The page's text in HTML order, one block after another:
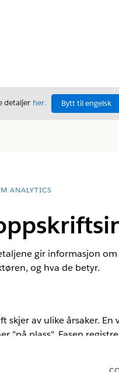
detaljer her. Bytt til engelsk
ANALYTICS
gir informasjon
og hva de betyr.
skjer av ulike årsaker.
"på plass". Fasen